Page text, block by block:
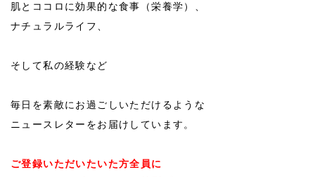
肌とココロに効果的な食事（栄養学）、
ナチュラルライフ、
そして私の経験など
毎日を素敵にお過ごしいただけるような
ニュースレターをお届けしています。
ご登録いただいたいた方全員に